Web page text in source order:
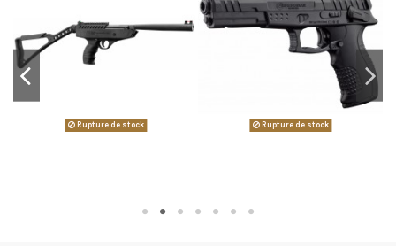
Rupture de stock Rupture de stock